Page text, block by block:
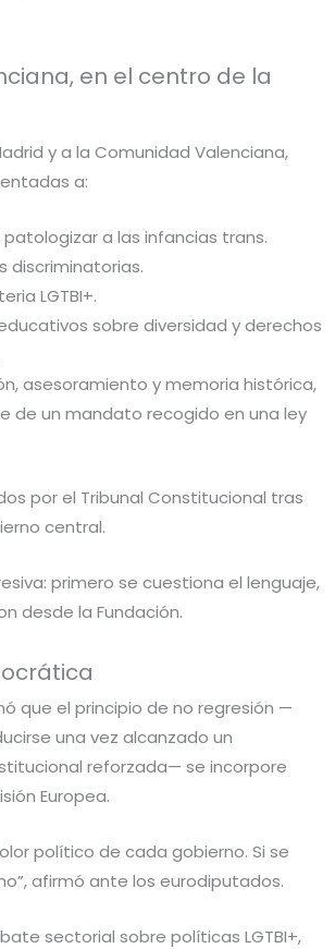
en el centro de la
y a la Comunidad Valenciana,
a:
a las infancias trans.
discriminatorias.
LGTBI+.
sobre diversidad y derechos
asesoramiento y memoria histórica,
de un mandato recogido en una ley
por el Tribunal Constitucional tras
central.
primero se cuestiona el lenguaje,
desde la Fundación.
que el principio de no regresión —
una vez alcanzado un
reforzada— se incorpore
Europea.
político de cada gobierno. Si se
afirmó ante los eurodiputados.
sectorial sobre políticas LGTBI+,